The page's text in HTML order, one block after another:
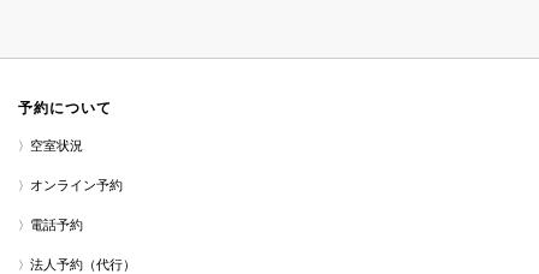
予約について
空室状況
オンライン予約
電話予約
法人予約（代行）